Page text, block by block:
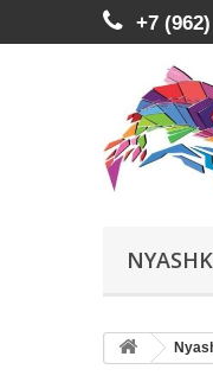
+7